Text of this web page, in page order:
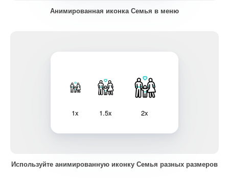
Анимированная иконка Семья в меню
1x 1.5x 2x
Используйте анимированную иконку Семья разных размеров